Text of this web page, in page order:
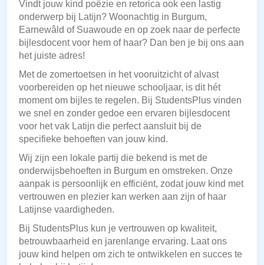
Vindt jouw kind poëzie en retorica ook een lastig
onderwerp bij Latijn? Woonachtig in Burgum,
Earnewâld of Suawoude en op zoek naar de perfecte
bijlesdocent voor hem of haar? Dan ben je bij ons aan
het juiste adres!
Met de zomertoetsen in het vooruitzicht of alvast
voorbereiden op het nieuwe schooljaar, is dit hét
moment om bijles te regelen. Bij StudentsPlus vinden
we snel en zonder gedoe een ervaren bijlesdocent
voor het vak Latijn die perfect aansluit bij de
specifieke behoeften van jouw kind.
Wij zijn een lokale partij die bekend is met de
onderwijsbehoeften in Burgum en omstreken. Onze
aanpak is persoonlijk en efficiënt, zodat jouw kind met
vertrouwen en plezier kan werken aan zijn of haar
Latijnse vaardigheden.
Bij StudentsPlus kun je vertrouwen op kwaliteit,
betrouwbaarheid en jarenlange ervaring. Laat ons
jouw kind helpen om zich te ontwikkelen en succes te